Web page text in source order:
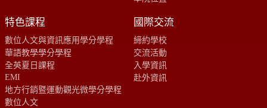
特色課程
數位人文與資訊應用學分學程
華語教學學分學程
全英夏日課程
EMI
地方行銷暨運動觀光微學分學程
數位人文
國際交流
締約學校
交流活動
入學資訊
赴外資訊